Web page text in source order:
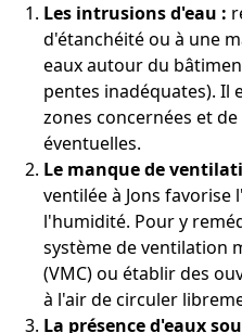
Les intrusions d'eau :
d'étanchéité ou à une
eaux autour du
pentes inadéquates). Il
zones concernées et
éventuelles.
Le manque de
ventilée à Jons favorise
l'humidité. Pour y
système de ventilation
(VMC) ou établir des
à l'air de circuler
La présence d'eaux